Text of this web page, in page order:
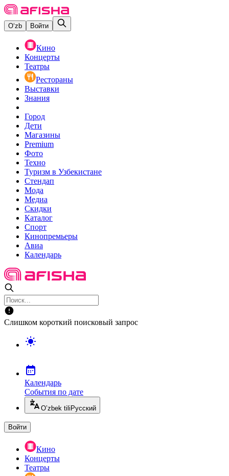
O‘zb Войти
Кино
Концерты
Театры
Рестораны
Выставки
Знания
Город
Дети
Магазины
Premium
Фото
Техно
Туризм в Узбекистане
Стендап
Мода
Медиа
Скидки
Каталог
Спорт
Кинопремьеры
Авиа
Календарь
Слишком короткий поисковый запрос
Календарь
События по дате
O’zbek tili Русский
Войти
Кино
Концерты
Театры